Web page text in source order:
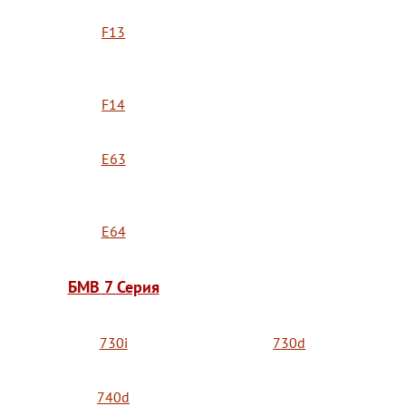
F13
F14
E63
E64
БМВ 7 Серия
730i 730d
740d